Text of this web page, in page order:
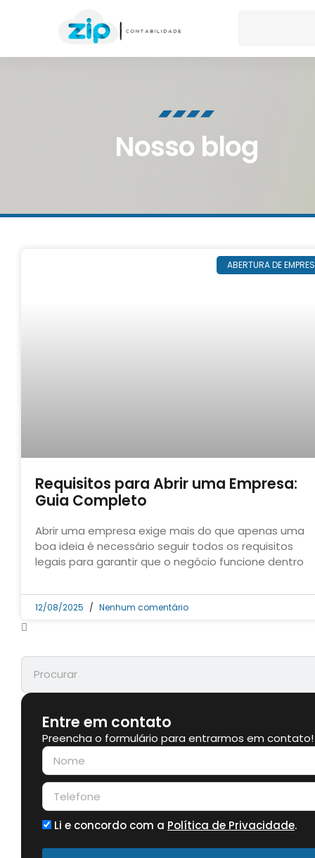
Nosso blog
ABERTURA DE
Requisitos para Abrir uma Empresa:
Guia Completo
Abrir uma empresa exige mais do que apenas uma
boa ideia é necessário seguir todos os requisitos
legais para garantir que o negócio funcione dentro
12/08/2025 Nenhum comentário
Entre em contato
Preencha o formulário para entrarmos em contato!
Li e concordo com a Política de Privacidade.